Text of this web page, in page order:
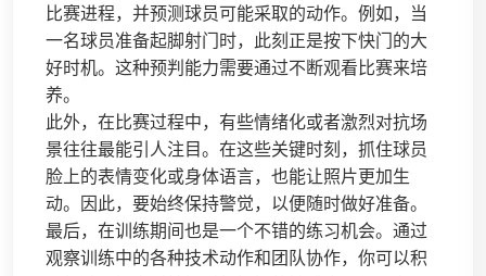
比赛进程，并预测球员可能采取的动作。例如，当
一名球员准备起脚射门时，此刻正是按下快门的大
好时机。这种预判能力需要通过不断观看比赛来培
养。
此外，在比赛过程中，有些情绪化或者激烈对抗场
景往往最能引人注目。在这些关键时刻，抓住球员
脸上的表情变化或身体语言，也能让照片更加生
动。因此，要始终保持警觉，以便随时做好准备。
最后，在训练期间也是一个不错的练习机会。通过
观察训练中的各种技术动作和团队协作，你可以积